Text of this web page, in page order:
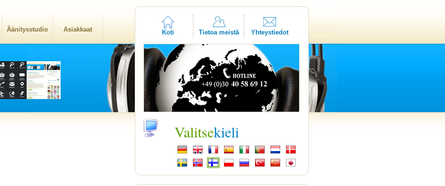
Äänitysstudio Asiakkaat Koti Tietoa meistä Yhteystiedot
Valitsekieli